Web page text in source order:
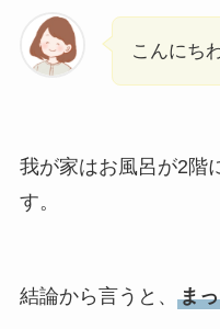
こんにち
我が家はお風呂が2階
す。
結論から言うと、 ま